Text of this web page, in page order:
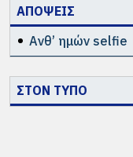
ΑΠΟΨΕΙΣ
Ανθ’ ημών selfie
ΣΤΟΝ ΤΥΠΟ